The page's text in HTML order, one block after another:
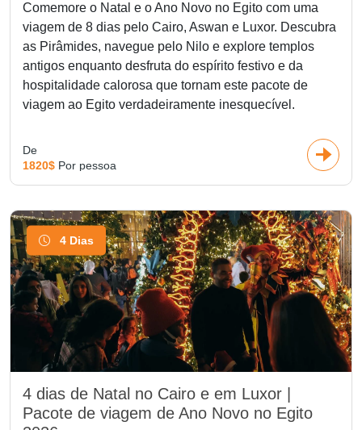
Comemore o Natal e o Ano Novo no Egito com uma
viagem de 8 dias pelo Cairo, Aswan e Luxor. Descubra
as Pirâmides, navegue pelo Nilo e explore templos
antigos enquanto desfruta do espírito festivo e da
hospitalidade calorosa que tornam este pacote de
viagem ao Egito verdadeiramente inesquecível.
De
1820$ Por pessoa
4 Dias
4 dias de Natal no Cairo e em Luxor |
Pacote de viagem de Ano Novo no Egito